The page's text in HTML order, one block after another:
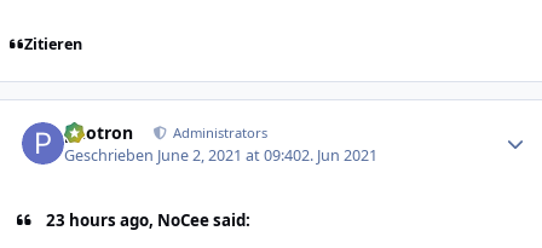
Zitieren
photron Administrators
Geschrieben June 2, 2021 at 09:402. Jun 2021
23 hours ago, NoCee said: